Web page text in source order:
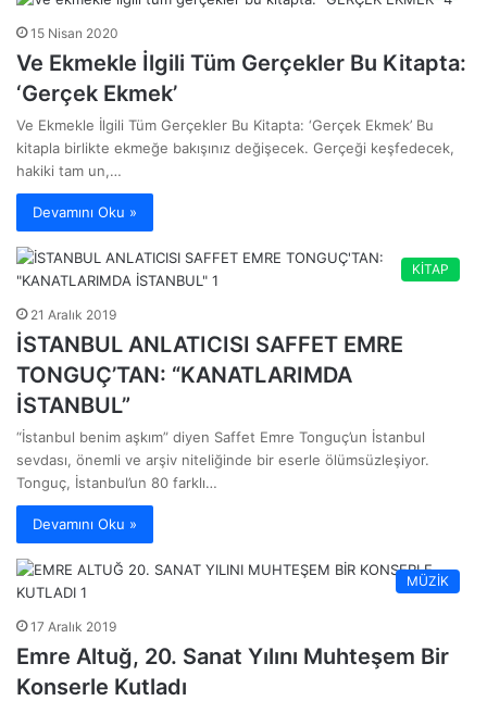
15 Nisan 2020
Ve Ekmekle İlgili Tüm Gerçekler Bu Kitapta:
‘Gerçek Ekmek’
Ve Ekmekle İlgili Tüm Gerçekler Bu Kitapta: ‘Gerçek Ekmek’ Bu
kitapla birlikte ekmeğe bakışınız değişecek. Gerçeği keşfedecek,
hakiki tam un,…
Devamını Oku »
KİTAP
21 Aralık 2019
İSTANBUL ANLATICISI SAFFET EMRE
TONGUÇ’TAN: “KANATLARIMDA
İSTANBUL”
“İstanbul benim aşkım” diyen Saffet Emre Tonguç’un İstanbul
sevdası, önemli ve arşiv niteliğinde bir eserle ölümsüzleşiyor.
Tonguç, İstanbul’un 80 farklı…
Devamını Oku »
MÜZİK
17 Aralık 2019
Emre Altuğ, 20. Sanat Yılını Muhteşem Bir
Konserle Kutladı